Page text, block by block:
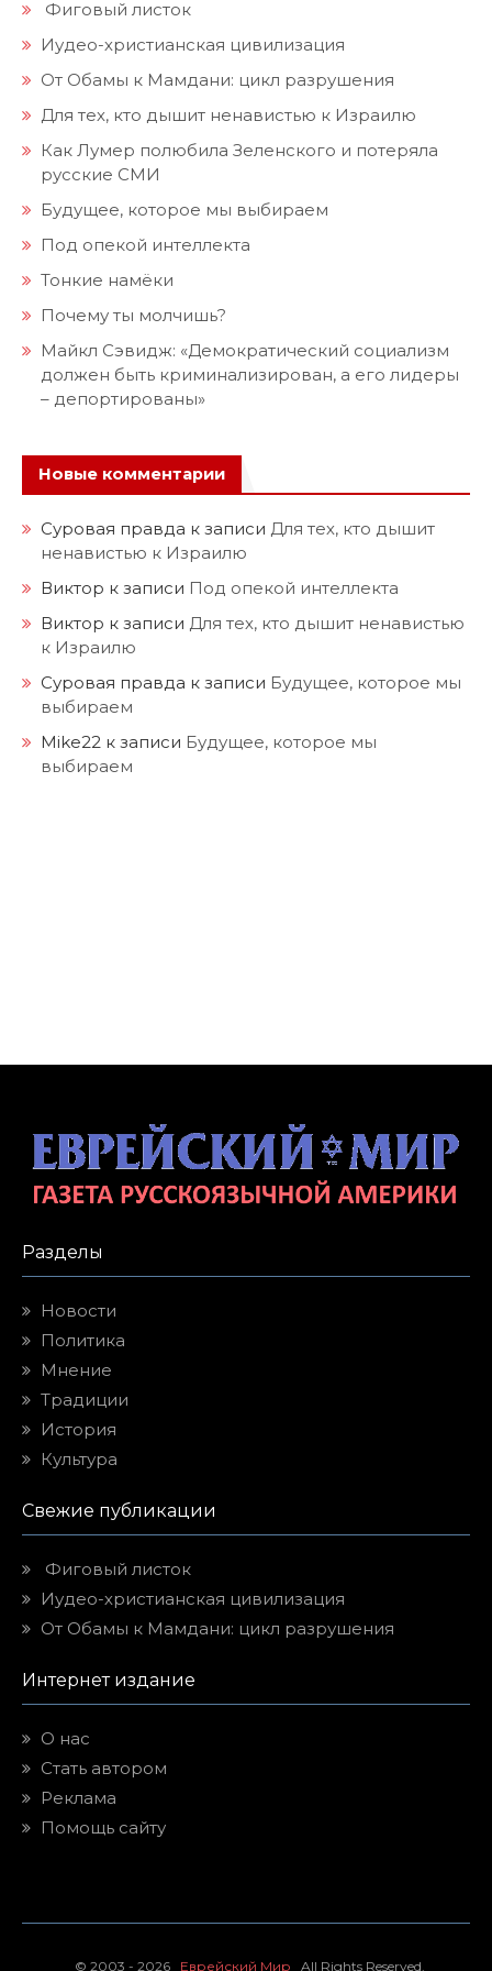
Фиговый листок
Иудео-христианская цивилизация
От Обамы к Мамдани: цикл разрушения
Для тех, кто дышит ненавистью к Израилю
Как Лумер полюбила Зеленского и потеряла
русские СМИ
Будущее, которое мы выбираем
Под опекой интеллекта
Тонкие намёки
Почему ты молчишь?
Майкл Сэвидж: «Демократический социализм
должен быть криминализирован, а его лидеры
– депортированы»
Новые комментарии
Суровая правда к записи Для тех, кто дышит
ненавистью к Израилю
Виктор к записи Под опекой интеллекта
Виктор к записи Для тех, кто дышит ненавистью
к Израилю
Суровая правда к записи Будущее, которое мы
выбираем
Mike22 к записи Будущее, которое мы
выбираем
Разделы
Новости
Политика
Мнение
Традиции
История
Культура
Свежие публикации
Фиговый листок
Иудео-христианская цивилизация
От Обамы к Мамдани: цикл разрушения
Интернет издание
О нас
Стать автором
Реклама
Помощь сайту
© 2003 - 2026 Еврейский Мир All Rights Reserved.